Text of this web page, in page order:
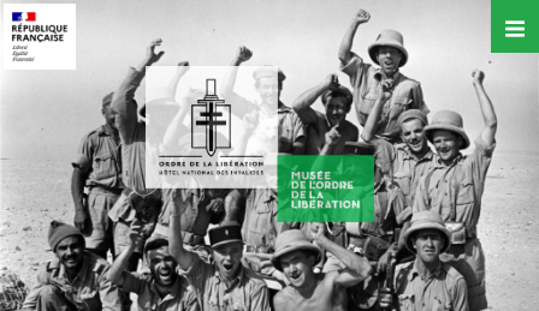
contenu
principal